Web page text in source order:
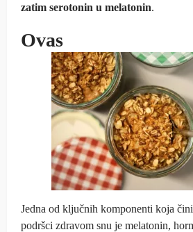
zatim serotonin u melatonin.
Ovas
Jedna od ključnih komponenti koja
podršci zdravom snu je melatonin,